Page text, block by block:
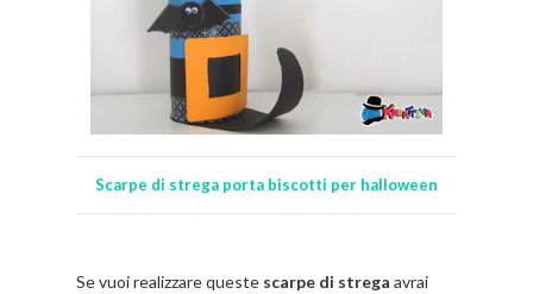
Scarpe di strega porta biscotti per halloween
Se vuoi realizzare queste scarpe di strega avrai